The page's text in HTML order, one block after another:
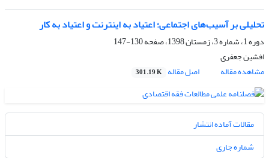
تحلیلی بر آسیب‌های اجتماعی؛ اعتیاد به اینترنت و اعتیاد به کار
دوره 1، شماره 3، زمستان 1398، صفحه
130-147
افشین جعفری
مشاهده مقاله
اصل مقاله 301.19 K
مقالات آماده انتشار
شماره جاری